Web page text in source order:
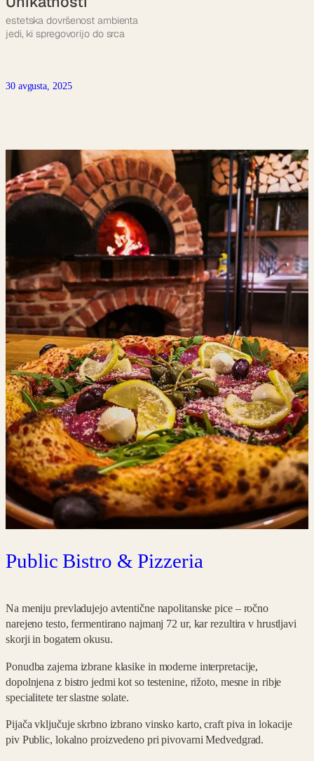
estetska dovršenost ambienta
jedi, ki spregovorijo do srca
30 avgusta, 2025
Public Bistro & Pizzeria
Na meniju prevladujejo avtentične napolitanske pice – ročno
narejeno testo, fermentirano najmanj 72 ur, kar rezultira v hrustljavi
skorji in bogatem okusu.
Ponudba zajema izbrane klasike in moderne interpretacije,
dopolnjena z bistro jedmi kot so testenine, rižoto, mesne in ribje
specialitete ter slastne solate.
Pijača vključuje skrbno izbrano vinsko karto, craft piva in lokacije
piv Public, lokalno proizvedeno pri pivovarni Medvedgrad.